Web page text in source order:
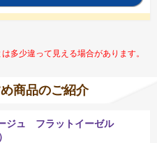
多少違って見える場合があります。
商品のご紹介
ジュ フラットイーゼル